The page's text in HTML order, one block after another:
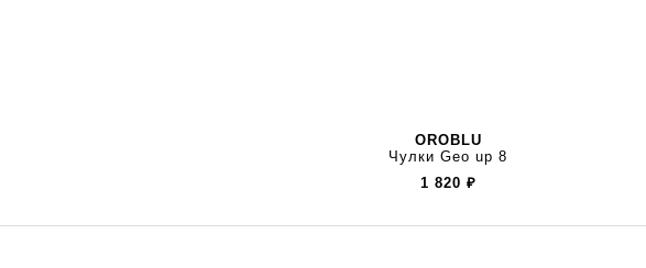
OROBLU
Чулки Geo up 8
1 820 ₽